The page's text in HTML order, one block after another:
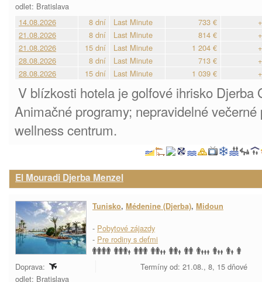
odlet: Bratislava
14.08.2026
8 dní Last Minute 733 €
21.08.2026
8 dní Last Minute 814 €
21.08.2026
15 dní Last Minute 1 204 €
28.08.2026
8 dní Last Minute 713 €
28.08.2026
15 dní Last Minute 1 039 €
V blízkosti hotela je golfové ihrisko Djerba
Animačné programy; nepravidelné
wellness centrum.
El Mouradi Djerba Menzel
Tunisko, Médenine (Djerba), Midoun
- Pobytové zájazdy
- Pre rodiny s deťmi
Doprava:
Termíny od: 21.08., 8, 15 dňové
odlet: Bratislava